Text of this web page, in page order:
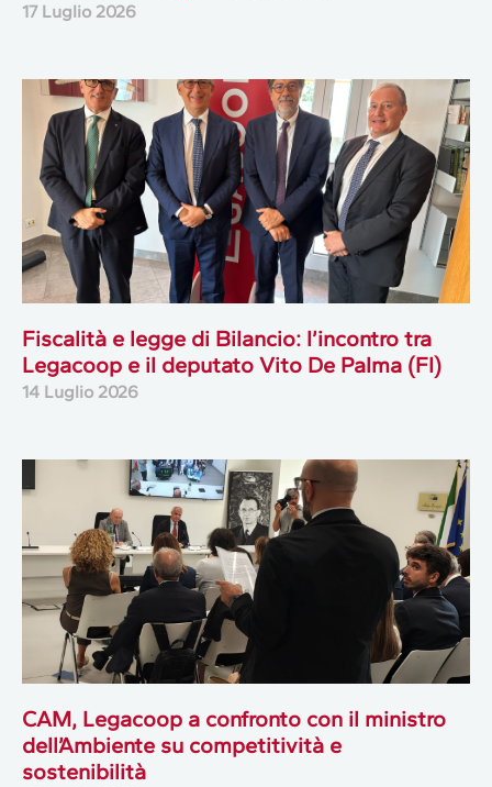
17 Luglio 2026
Fiscalità e legge di Bilancio: l’incontro tra
Legacoop e il deputato Vito De Palma (FI)
14 Luglio 2026
CAM, Legacoop a confronto con il ministro
dell’Ambiente su competitività e
sostenibilità